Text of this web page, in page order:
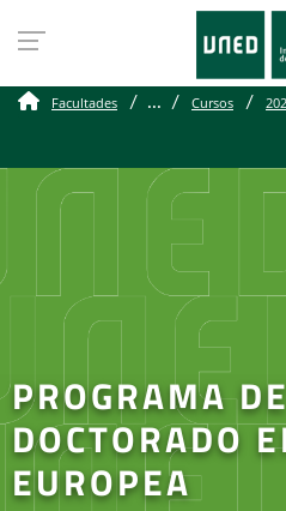
Facultades ... Cursos
PROGRAMA DE
DOCTORADO
EUROPEA